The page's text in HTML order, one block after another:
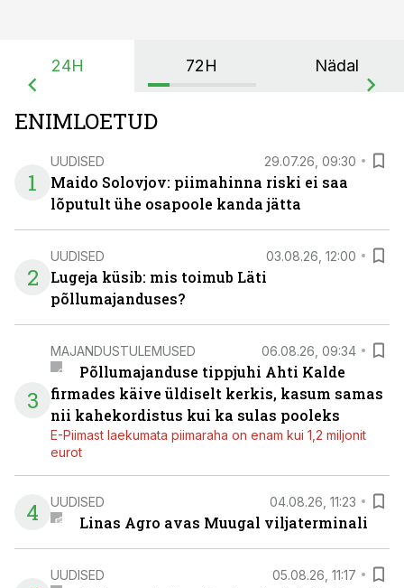
24H 72H Nädal
ENIMLOETUD
1
UUDISED 29.07.26, 09:30
Maido Solovjov: piimahinna riski ei saa
lõputult ühe osapoole kanda jätta
2
UUDISED 03.08.26, 12:00
Lugeja küsib: mis toimub Läti
põllumajanduses?
3
MAJANDUSTULEMUSED 06.08.26, 09:34
Põllumajanduse tippjuhi Ahti Kalde
firmades käive üldiselt kerkis, kasum samas
nii kahekordistus kui ka sulas pooleks
E-Piimast laekumata piimaraha on enam kui 1,2 miljonit
eurot
4 UUDISED 04.08.26, 11:23
Linas Agro avas Muugal viljaterminali
UUDISED 05.08.26, 11:17